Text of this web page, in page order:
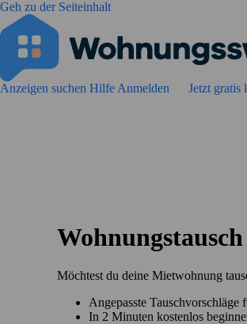
Geh zu der Seiteinhalt
Anzeigen suchen Hilfe Anmelden Jetzt gratis
Möchtest du deine Mietwohnung
Angepasste Tauschvorschläge
In 2 Minuten kostenlos